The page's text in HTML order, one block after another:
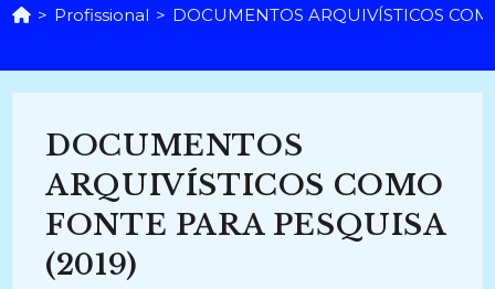
> Profissional > DOCUMENTOS ARQUIVÍSTICOS
DOCUMENTOS
ARQUIVÍSTICOS COMO
FONTE PARA PESQUISA
(2019)